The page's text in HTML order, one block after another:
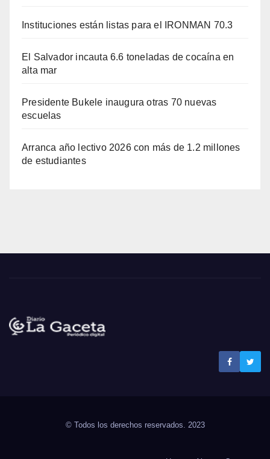
Instituciones están listas para el IRONMAN 70.3
El Salvador incauta 6.6 toneladas de cocaína en
alta mar
Presidente Bukele inaugura otras 70 nuevas
escuelas
Arranca año lectivo 2026 con más de 1.2 millones
de estudiantes
© Todos los derechos reservados. 2023